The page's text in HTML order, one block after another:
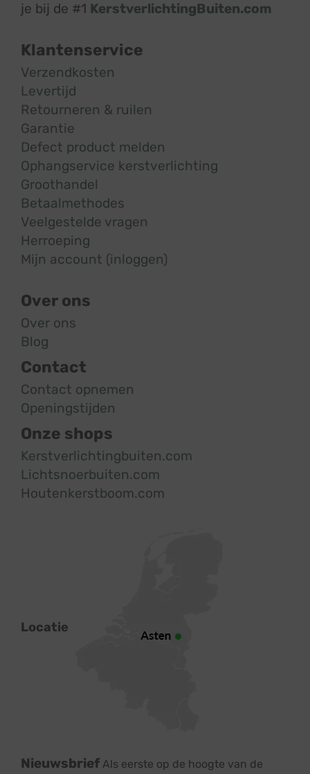
je bij de #1 KerstverlichtingBuiten.com
Klantenservice
Verzendkosten
Levertijd
Retourneren & ruilen
Garantie
Defect product melden
Ophangservice kerstverlichting
Groothandel
Betaalmethodes
Veelgestelde vragen
Herroeping
Mijn account (inloggen)
Over ons
Over ons
Blog
Contact
Contact opnemen
Openingstijden
Onze shops
Kerstverlichtingbuiten.com
Lichtsnoerbuiten.com
Houtenkerstboom.com
Locatie
Nieuwsbrief Als eerste op de hoogte van de